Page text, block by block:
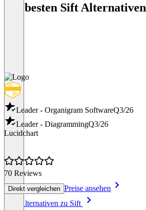
Die besten Sift Alternativen
Leader - Organigram SoftwareQ3/26
Leader - DiagrammingQ3/26
Lucidchart
70 Reviews
Direkt vergleichen Preise ansehen
Alle Alternativen zu Sift